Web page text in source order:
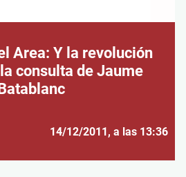
Area: Y la revolución
consulta de Jaume
14/12/2011, a las 13:36